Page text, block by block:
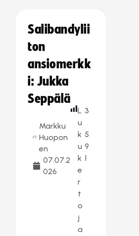
Salibandylii
ton
ansiomerkk
i: Jukka
Seppälä
Markku
Huopon
en
07.07.2
026
L
u
k
u
k
e
r
t
o
j
a
3
5
9
1